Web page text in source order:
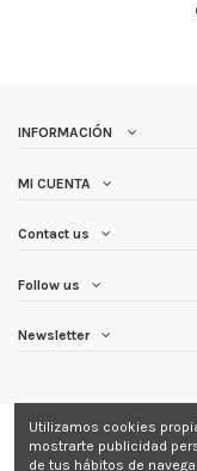
INFORMACIÓN
MI CUENTA
Contact us
Follow us
Newsletter
Utilizamos cookies
mostrarte publicidad
de tus hábitos de